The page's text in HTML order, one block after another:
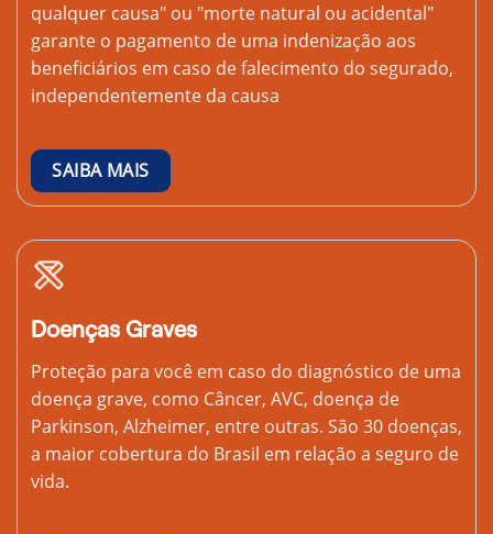
qualquer causa" ou "morte natural ou acidental"
garante o pagamento de uma indenização aos
beneficiários em caso de falecimento do segurado,
independentemente da causa
SAIBA MAIS
Doenças Graves
Proteção para você em caso do diagnóstico de uma
doença grave, como Câncer, AVC, doença de
Parkinson, Alzheimer, entre outras. São 30 doenças,
a maior cobertura do Brasil em relação a seguro de
vida.